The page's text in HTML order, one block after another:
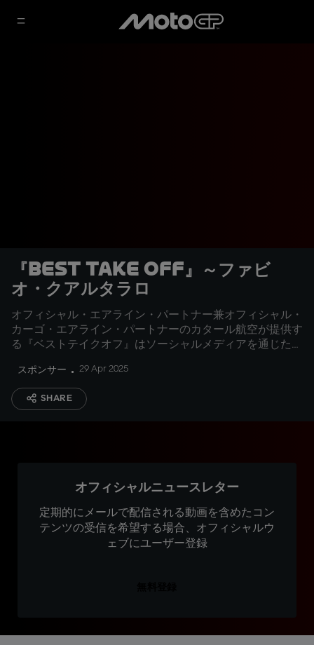
『Best Take Off』～ファビ
オ・クアルタラロ
オフィシャル・エアライン・パートナー兼オフィシャル・
カーゴ・エアライン・パートナーのカタール航空が提供す
る『ベストテイクオフ』はソーシャルメディアを通じた投
ップを維持したファビオ・クアルタラロが受賞
スポンサー 29 Apr 2025
SHARE
オフィシャルニュースレター
定期的にメールで配信される動画を含めたコン
テンツの受信を希望する場合、オフィシャルウ
ェブにユーザー登録